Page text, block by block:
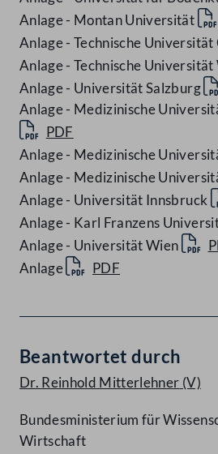
Anlage - Montan Universität
Anlage - Technische Universität
Anlage - Technische Universität
Anlage - Universität Salzburg
Anlage - Medizinische
PDF
Anlage - Medizinische
Anlage - Medizinische
Anlage - Universität Innsbruck
Anlage - Karl Franzens
Anlage - Universität Wien
Anlage
PDF
Beantwortet durch
Dr. Reinhold Mitterlehner (V)
Bundesministerium für
Wirtschaft